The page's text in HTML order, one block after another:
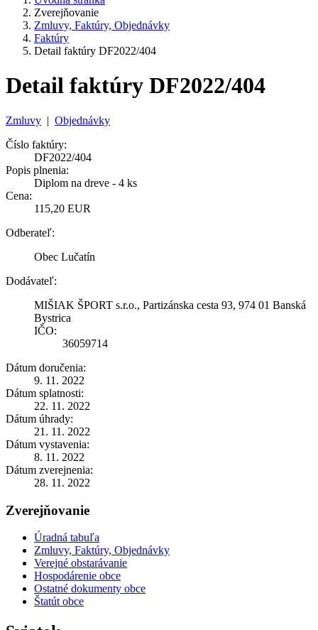
Zverejňovanie
Zmluvy, Faktúry, Objednávky
Faktúry
Detail faktúry DF2022/404
Detail faktúry DF2022/404
Zmluvy | Objednávky
Číslo faktúry:
DF2022/404
Popis plnenia:
Diplom na dreve - 4 ks
Cena:
115,20 EUR
Odberateľ:
Obec Lučatín
Dodávateľ:
MIŠIAK ŠPORT s.r.o., Partizánska cesta 93, 974 01 Banská
Bystrica
IČO:
36059714
Dátum doručenia:
9. 11. 2022
Dátum splatnosti:
22. 11. 2022
Dátum úhrady:
21. 11. 2022
Dátum vystavenia:
8. 11. 2022
Dátum zverejnenia:
28. 11. 2022
Zverejňovanie
Úradná tabuľa
Zmluvy, Faktúry, Objednávky
Verejné obstarávanie
Hospodárenie obce
Ostatné dokumenty obce
Štatút obce